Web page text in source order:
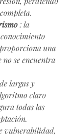
: la
una
se encuentra
largas y
claro
todas las
vulnerabilidad,